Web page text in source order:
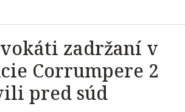
zadržaní v
Corrumpere 2
pred súd